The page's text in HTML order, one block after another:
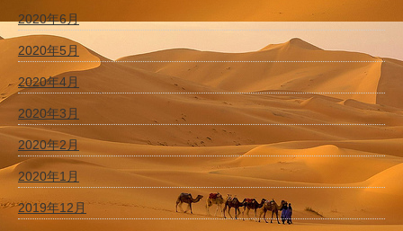
2020年6月
2020年5月
2020年4月
2020年3月
2020年2月
2020年1月
2019年12月